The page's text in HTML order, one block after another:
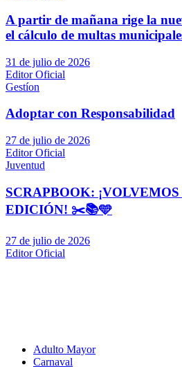
A partir de mañana rige la
el cálculo de multas
31 de julio de 2026
Editor Oficial
Gestíon
Adoptar con Responsabilidad
27 de julio de 2026
Editor Oficial
Juventud
SCRAPBOOK:
EDICIÓN! ✂️📚🩵
27 de julio de 2026
Editor Oficial
Adulto Mayor
Carnaval